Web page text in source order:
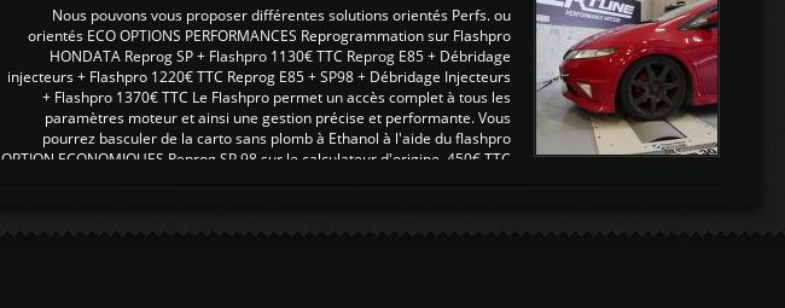
Nous pouvons vous proposer différentes solutions orientés Perfs. ou
orientés ECO OPTIONS PERFORMANCES Reprogrammation sur Flashpro
HONDATA Reprog SP + Flashpro 1130€ TTC Reprog E85 + Débridage
injecteurs + Flashpro 1220€ TTC Reprog E85 + SP98 + Débridage Injecteurs
+ Flashpro 1370€ TTC Le Flashpro permet un accès complet à tous les
paramètres moteur et ainsi une gestion précise et performante. Vous
pourrez basculer de la carto sans plomb à Ethanol à l'aide du flashpro
OPTION ECONOMIQUES Reprog SP 98 sur le calculateur d'origine 450€ TTC